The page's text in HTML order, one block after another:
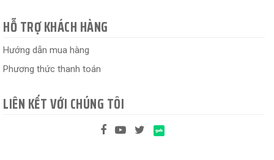
HỖ TRỢ KHÁCH HÀNG
Hướng dẫn mua hàng
Phương thức thanh toán
LIÊN KẾT VỚI CHÚNG TÔI